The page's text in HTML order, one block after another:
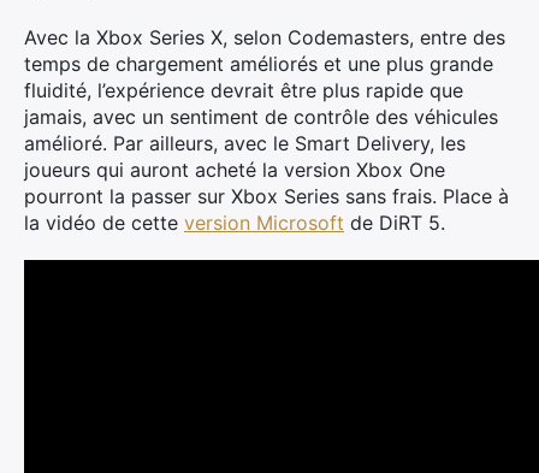
Avec la Xbox Series X, selon Codemasters, entre des
temps de chargement améliorés et une plus grande
fluidité, l’expérience devrait être plus rapide que
jamais, avec un sentiment de contrôle des véhicules
amélioré. Par ailleurs, avec le Smart Delivery, les
joueurs qui auront acheté la version Xbox One
pourront la passer sur Xbox Series sans frais. Place à
la vidéo de cette version Microsoft de DiRT 5.